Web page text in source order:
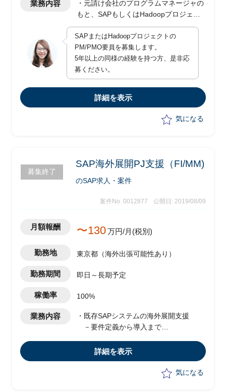
業務内容
・元請け会社のプログラムマネージャの
もと、SAPもしくはHadoopプロジェク
トの管理、運用を実施
SAPまたはHadoopプロジェクトの
PM/PMO要員を募集します。
5年以上の同様の経験を持つ方、是非応
募ください。
詳細を表示
気になる
募集終了
SAP海外展開PJ支援（FI/MM)
のSAP求人・案件
案件No. 0012877 公開日: 2019/08/09
月額報酬 〜130万円/月(税別)
勤務地 東京都（海外出張可能性あり）
勤務期間 即日～長期予定
稼働率 100%
業務内容
・既存SAPシステムの海外展開支援
－要件定義から導入まで
を予定
・FI/MMのコンサルティング
詳細を表示
気になる